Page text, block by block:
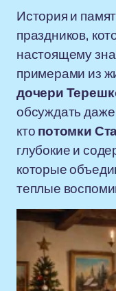
История и
праздников,
настоящему
примерами из
дочери
обсуждать
ктопотомки
глубокие и
которые
теплые